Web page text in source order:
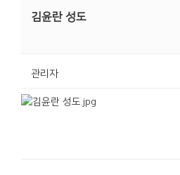
김윤란 성도
관리자